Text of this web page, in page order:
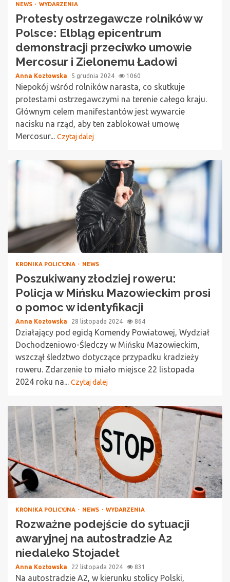
NEWS WYDARZENIA
Protesty ostrzegawcze rolników w
Polsce: Elbląg epicentrum
demonstracji przeciwko umowie
Mercosur i Zielonemu Ładowi
Anna Kozłowska 5 grudnia 2024 1060
Niepokój wśród rolników narasta, co skutkuje
protestami ostrzegawczymi na terenie całego kraju.
Głównym celem manifestantów jest wywarcie
nacisku na rząd, aby ten zablokował umowę
Mercosur... Czytaj dalej
KRONIKA POLICYJNA NEWS
Poszukiwany złodziej roweru:
Policja w Mińsku Mazowieckim prosi
o pomoc w identyfikacji
Anna Kozłowska 28 listopada 2024 864
Działający pod egidą Komendy Powiatowej, Wydział
Dochodzeniowo-Śledczy w Mińsku Mazowieckim,
wszczął śledztwo dotyczące przypadku kradzieży
roweru. Zdarzenie to miało miejsce 22 listopada
2024 roku na... Czytaj dalej
KRONIKA POLICYJNA NEWS WYDARZENIA
Rozważne podejście do sytuacji
awaryjnej na autostradzie A2
niedaleko Stojadeł
Anna Kozłowska 22 listopada 2024 831
Na autostradzie A2, w kierunku stolicy Polski,